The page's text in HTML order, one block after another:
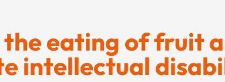
eating of fruit
intellectual